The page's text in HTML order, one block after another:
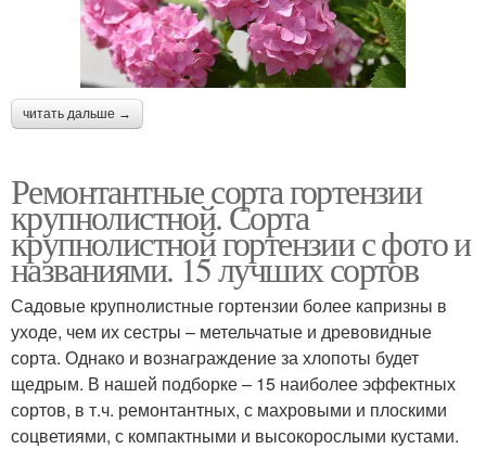
читать дальше →
Ремонтантные сорта гортензии
крупнолистной. Сорта
крупнолистной гортензии с фото и
названиями. 15 лучших сортов
Садовые крупнолистные гортензии более капризны в
уходе, чем их сестры – метельчатые и древовидные
сорта. Однако и вознаграждение за хлопоты будет
щедрым. В нашей подборке – 15 наиболее эффектных
сортов, в т.ч. ремонтантных, с махровыми и плоскими
соцветиями, с компактными и высокорослыми кустами.